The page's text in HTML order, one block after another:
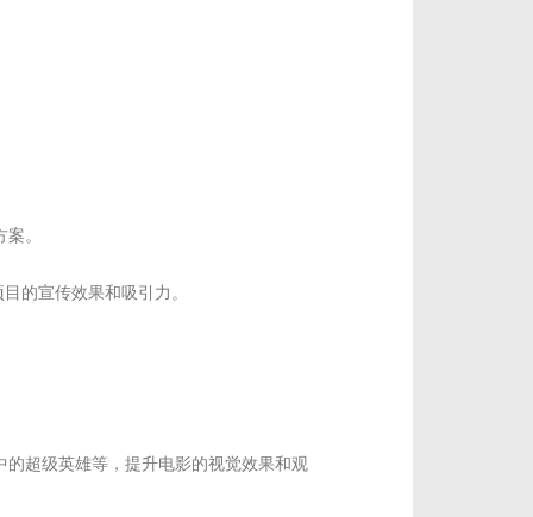
。
的宣传效果和吸引力。
超级英雄等，提升电影的视觉效果和观